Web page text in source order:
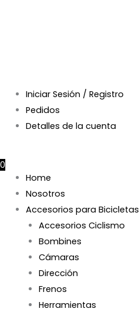
Iniciar Sesión / Registro
Pedidos
Detalles de la cuenta
0
Home
Nosotros
Accesorios para Bicicletas
Accesorios Ciclismo
Bombines
Cámaras
Dirección
Frenos
Herramientas